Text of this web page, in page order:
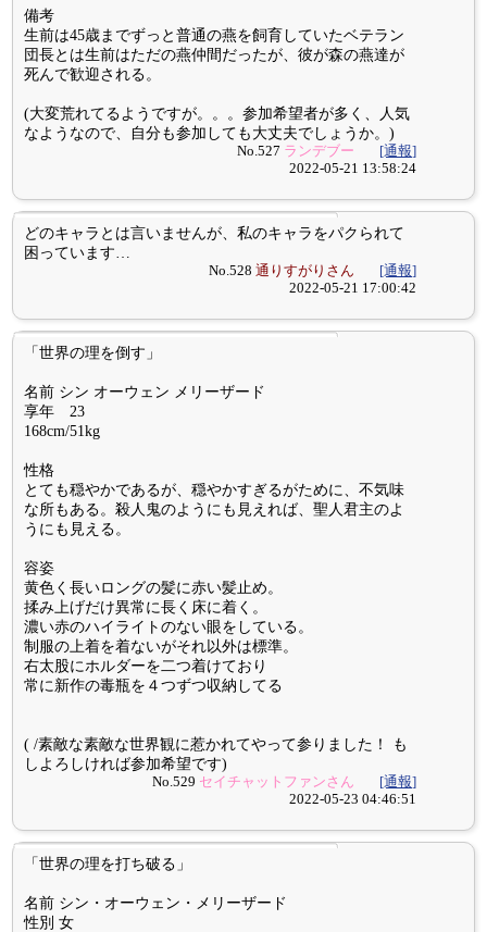
備考
生前は45歳までずっと普通の燕を飼育していたベテラン
団長とは生前はただの燕仲間だったが、彼が森の燕達が
死んで歓迎される。
(大変荒れてるようですが。。。参加希望者が多く、人気
なようなので、自分も参加しても大丈夫でしょうか。)
No.527 ランデブー
[通報]
2022-05-21 13:58:24
どのキャラとは言いませんが、私のキャラをパクられて
困っています…
No.528通りすがりさん
[通報]
2022-05-21 17:00:42
「世界の理を倒す」
名前 シン オーウェン メリーザード
享年 23
168cm/51kg
性格
とても穏やかであるが、穏やかすぎるがために、不気味
な所もある。殺人鬼のようにも見えれば、聖人君主のよ
うにも見える。
容姿
黄色く長いロングの髪に赤い髪止め。
揉み上げだけ異常に長く床に着く。
濃い赤のハイライトのない眼をしている。
制服の上着を着ないがそれ以外は標準。
右太股にホルダーを二つ着けており
常に新作の毒瓶を４つずつ収納してる
( /素敵な素敵な世界観に惹かれてやって参りました！ も
しよろしければ参加希望です)
No.529 セイチャットファンさん
[通報]
2022-05-23 04:46:51
「世界の理を打ち破る」
名前 シン・オーウェン・メリーザード
性別 女